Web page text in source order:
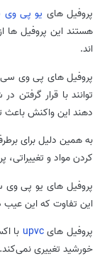
پروفیل های یو پی
اند.
پروفیل های پی وی سی
توانند با قرار
دهند این واکنش باعث
به همین دلیل برای
کردن مواد و
پروفیل های یو پی وی
این تفاوت که این عیب
پروفیل هایupvc با
خورشید تغییری نمی‌کند.